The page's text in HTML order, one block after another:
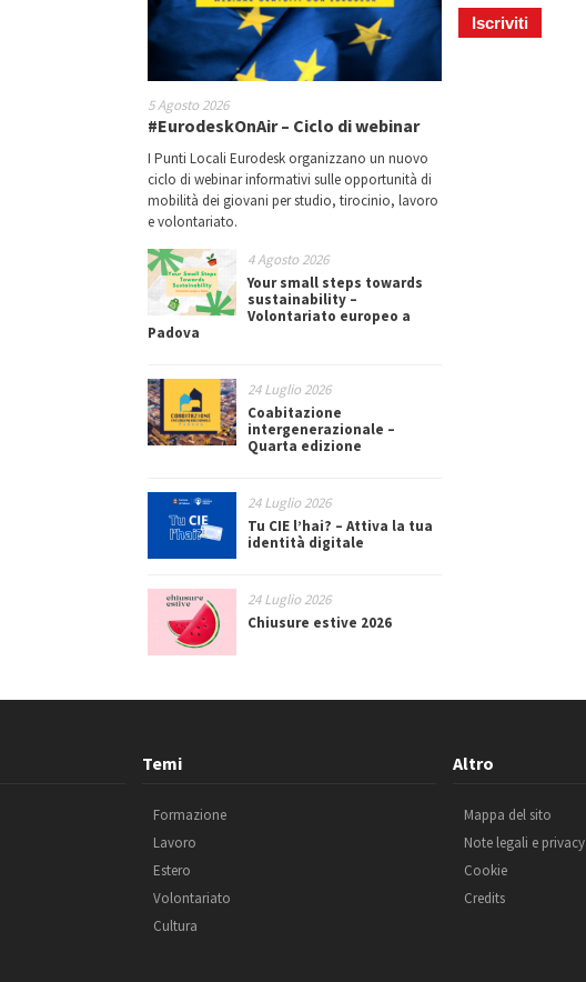
5 Agosto 2026
#EurodeskOnAir – Ciclo di webinar
I Punti Locali Eurodesk organizzano un nuovo
ciclo di webinar informativi sulle opportunità di
mobilità dei giovani per studio, tirocinio, lavoro
e volontariato.
4 Agosto 2026
Your small steps towards
sustainability –
Volontariato europeo a
Padova
24 Luglio 2026
Coabitazione
intergenerazionale –
Quarta edizione
24 Luglio 2026
Tu CIE l’hai? – Attiva la tua
identità digitale
24 Luglio 2026
Chiusure estive 2026
Temi
Formazione
Lavoro
Estero
Volontariato
Cultura
Altro
Mappa del sito
Note legali e privacy
Cookie
Credits